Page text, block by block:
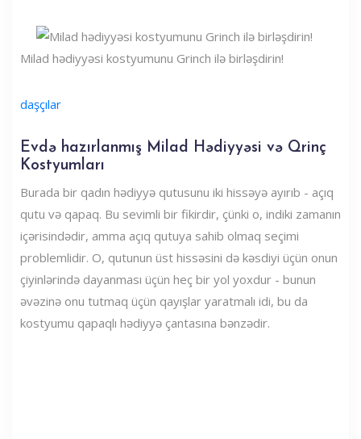
Milad hədiyyəsi kostyumunu Grinch ilə birləşdirin!
daşçılar
Evdə hazırlanmış Milad Hədiyyəsi və Qrinç
Kostyumları
Burada bir qadın hədiyyə qutusunu iki hissəyə ayırıb - açıq
qutu və qapaq. Bu sevimli bir fikirdir, çünki o, indiki zamanın
içərisindədir, amma açıq qutuya sahib olmaq seçimi
problemlidir. O, qutunun üst hissəsini də kəsdiyi üçün onun
çiyinlərində dayanması üçün heç bir yol yoxdur - bunun
əvəzinə onu tutmaq üçün qayışlar yaratmalı idi, bu da
kostyumu qapaqlı hədiyyə çantasına bənzədir.